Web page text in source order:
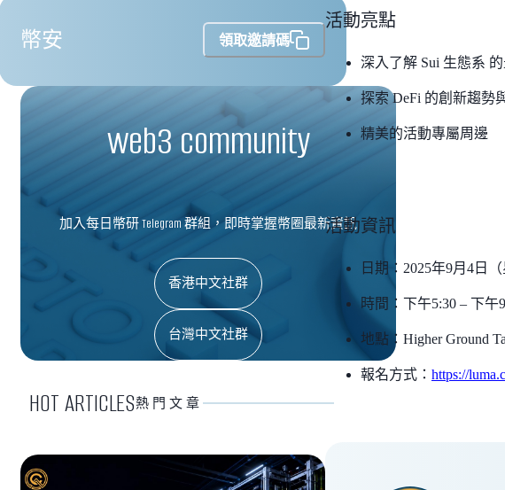
幣安 領取邀請碼
web3 community
加入每日幣研 Telegram 群組，即時掌握幣圈最新資訊
香港中文社群
台灣中文社群
HOT ARTICLES熱門文章
活動亮點
深入了解 Sui 生態系
探索 DeFi 的創新趨勢
精美的活動專屬周邊
活動資訊
日期：2025年9月4日（
時間：下午5:30 – 下午
地點：Higher Ground
報名方式： https://